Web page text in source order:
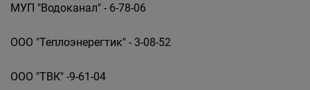
МУП "Водоканал" - 6-78-06
ООО "Теплоэнерегтик" - 3-08-52
ООО "ТВК" -9-61-04